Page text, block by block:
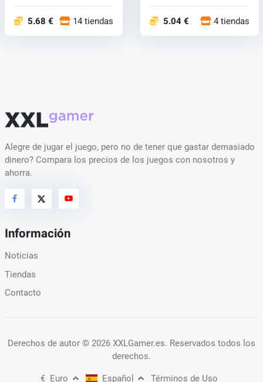
5.68 € 14 tiendas
que...5.04 € 4 tiendas
Alegre de jugar el juego, pero no de tener que gastar demasiado
dinero? Compara los precios de los juegos con nosotros y
ahorra.
Información
Noticias
Tiendas
Contacto
Derechos de autor © 2026 XXLGamer.es. Reservados todos los
derechos.
€ Euro Español Términos de Uso